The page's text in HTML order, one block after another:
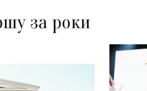
за роки